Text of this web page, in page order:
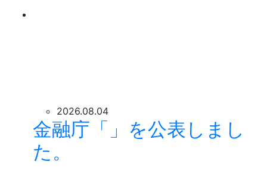
2026.08.04
金融庁「」を公表しまし
た。